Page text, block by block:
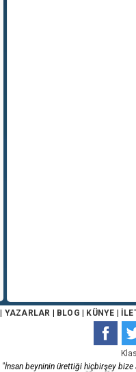
YAZARLAR BLOG KÜNYE
"İnsan beyninin ürettiği hiçbirşey bize